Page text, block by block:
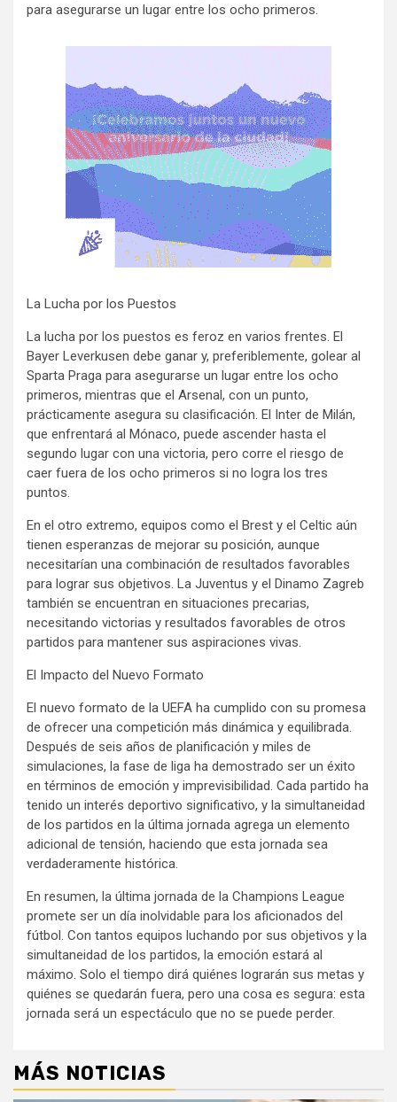
para asegurarse un lugar entre los ocho primeros.
La Lucha por los Puestos
La lucha por los puestos es feroz en varios frentes. El
Bayer Leverkusen debe ganar y, preferiblemente, golear al
Sparta Praga para asegurarse un lugar entre los ocho
primeros, mientras que el Arsenal, con un punto,
prácticamente asegura su clasificación. El Inter de Milán,
que enfrentará al Mónaco, puede ascender hasta el
segundo lugar con una victoria, pero corre el riesgo de
caer fuera de los ocho primeros si no logra los tres
puntos.
En el otro extremo, equipos como el Brest y el Celtic aún
tienen esperanzas de mejorar su posición, aunque
necesitarían una combinación de resultados favorables
para lograr sus objetivos. La Juventus y el Dinamo Zagreb
también se encuentran en situaciones precarias,
necesitando victorias y resultados favorables de otros
partidos para mantener sus aspiraciones vivas.
El Impacto del Nuevo Formato
El nuevo formato de la UEFA ha cumplido con su promesa
de ofrecer una competición más dinámica y equilibrada.
Después de seis años de planificación y miles de
simulaciones, la fase de liga ha demostrado ser un éxito
en términos de emoción y imprevisibilidad. Cada partido ha
tenido un interés deportivo significativo, y la simultaneidad
de los partidos en la última jornada agrega un elemento
adicional de tensión, haciendo que esta jornada sea
verdaderamente histórica.
En resumen, la última jornada de la Champions League
promete ser un día inolvidable para los aficionados del
fútbol. Con tantos equipos luchando por sus objetivos y la
simultaneidad de los partidos, la emoción estará al
máximo. Solo el tiempo dirá quiénes lograrán sus metas y
quiénes se quedarán fuera, pero una cosa es segura: esta
jornada será un espectáculo que no se puede perder.
MÁS NOTICIAS